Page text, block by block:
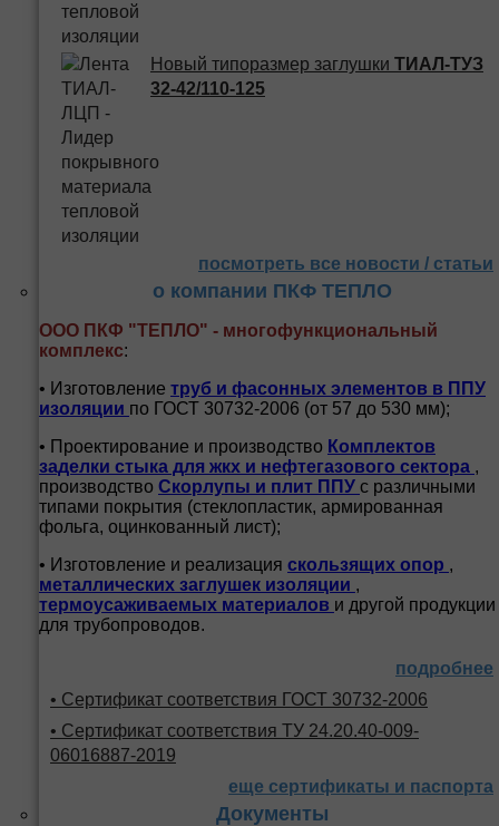
Новый типоразмер заглушки ТИАЛ-ТУЗ
32-42/110-125
посмотреть все новости / статьи
о компании ПКФ ТЕПЛО
ООО ПКФ "ТЕПЛО" - многофункциональный
комплекс:
• Изготовление труб и фасонных элементов в ППУ
изоляции по ГОСТ 30732-2006 (от 57 до 530 мм);
• Проектирование и производство Комплектов
заделки стыка для жкх и нефтегазового сектора ,
производство Скорлупы и плит ППУ с различными
типами покрытия (стеклопластик, армированная
фольга, оцинкованный лист);
• Изготовление и реализация скользящих опор ,
металлических заглушек изоляции ,
термоусаживаемых материалов и другой продукции
для трубопроводов.
подробнее
• Сертификат соответствия ГОСТ 30732-2006
• Сертификат соответствия ТУ 24.20.40-009-
06016887-2019
еще сертификаты и паспорта
Документы